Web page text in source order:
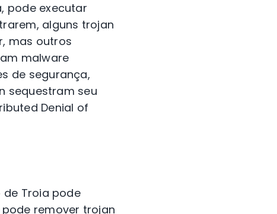
pode executar
alguns trojan
mas outros
malware
de segurança,
sequestram seu
Denial of
Troia pode
remover trojan